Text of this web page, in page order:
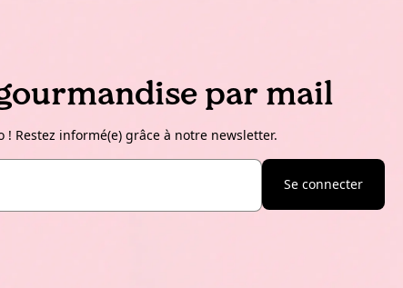
par mail
Restez informé(e) grâce à notre newsletter.
Se connecter